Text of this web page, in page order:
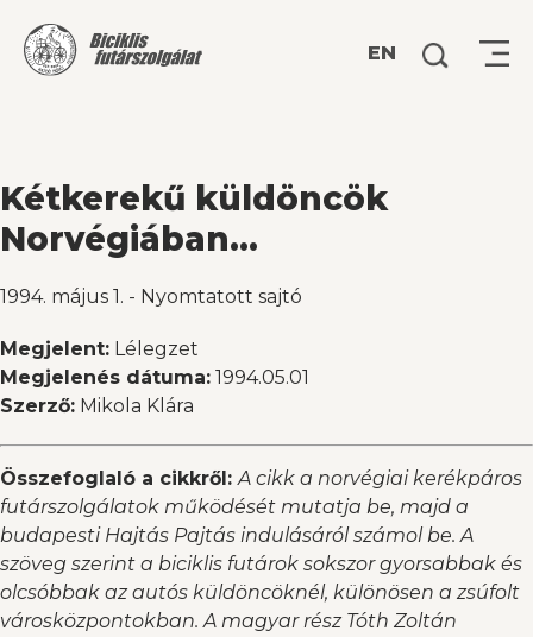
EN Keresés:
Kétkerekű küldöncök
Norvégiában…
1994. május 1. - Nyomtatott sajtó
Megjelent: Lélegzet
Megjelenés dátuma: 1994.05.01
Szerző: Mikola Klára
Összefoglaló a cikkről:A cikk a norvégiai kerékpáros
futárszolgálatok működését mutatja be, majd a
budapesti Hajtás Pajtás indulásáról számol be. A
szöveg szerint a biciklis futárok sokszor gyorsabbak és
olcsóbbak az autós küldöncöknél, különösen a zsúfolt
városközpontokban. A magyar rész Tóth Zoltán